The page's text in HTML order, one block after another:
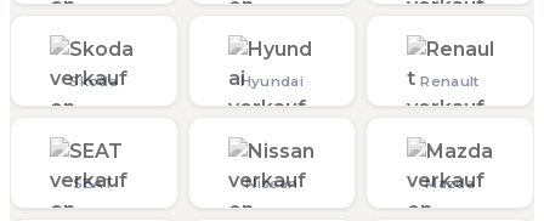
Skoda Hyundai Renault
SEAT Nissan Mazda